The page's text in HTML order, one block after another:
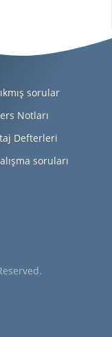
sorular
Notları
Defterleri
soruları